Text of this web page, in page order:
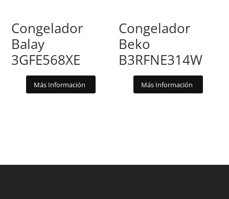
Congelador
Balay
3GFE568XE
Más Información
Congelador
Beko
B3RFNE314W
Más Información